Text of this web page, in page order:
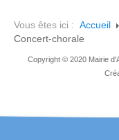
Vous êtes ici : Accueil
Concert-chorale
Copyright © 2020 Mairie